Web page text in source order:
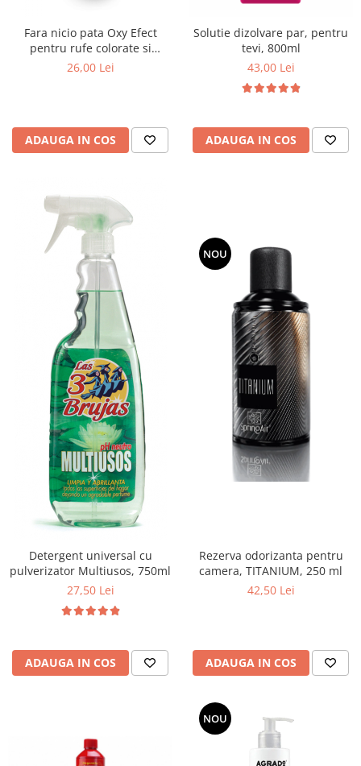
Fara nicio pata Oxy Efect
pentru rufe colorate si
eliminare mirosuri,750ml
26,00 Lei
ADAUGA IN COS
Solutie dizolvare par, pentru
tevi, 800ml
43,00 Lei
ADAUGA IN COS
Detergent universal cu
pulverizator Multiusos, 750ml
27,50 Lei
ADAUGA IN COS
NOU
Rezerva odorizanta pentru
camera, TITANIUM, 250 ml
42,50 Lei
ADAUGA IN COS
NOU